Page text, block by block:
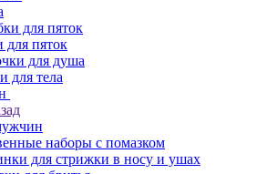
для пяток
для пяток
для душа
для тела
наборы с помазком
для стрижки в носу и ушах